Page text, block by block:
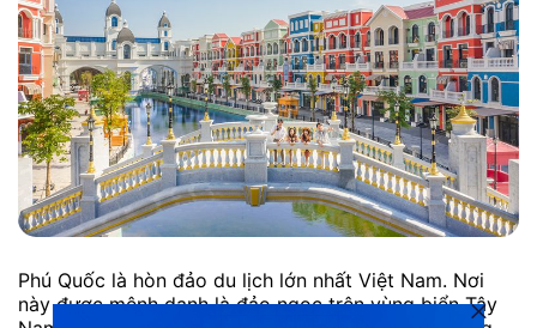
Phú Quốc là hòn đảo du lịch lớn nhất Việt Nam. Nơi
này được mệnh danh là đảo ngọc trên vùng biển Tây